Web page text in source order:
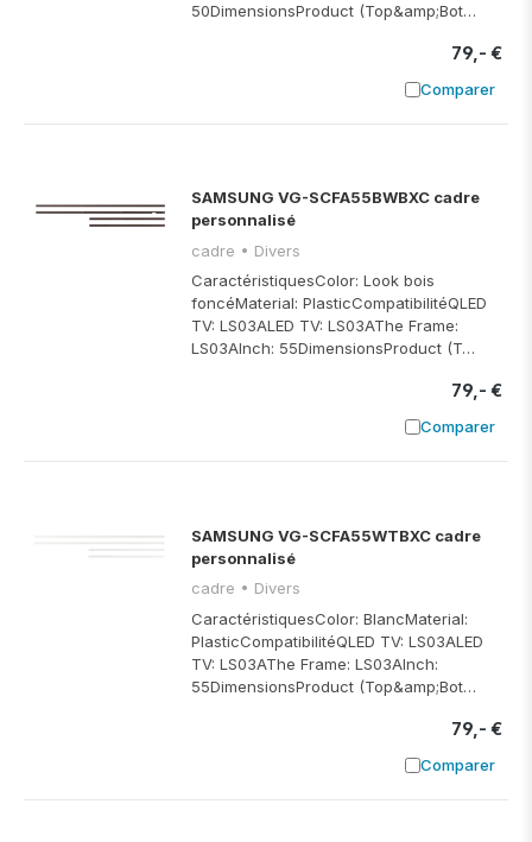
50DimensionsProduct (Top&amp;Bot…
79,- €
Comparer
Ajouter à
SAMSUNG VG-SCFA55BWBXC cadre
personnalisé
cadre • Divers
CaractéristiquesColor: Look bois
foncéMaterial: PlasticCompatibilitéQLED
TV: LS03ALED TV: LS03AThe Frame:
LS03AInch: 55DimensionsProduct (T…
79,- €
Comparer
Ajouter à
SAMSUNG VG-SCFA55WTBXC cadre
personnalisé
cadre • Divers
CaractéristiquesColor: BlancMaterial:
PlasticCompatibilitéQLED TV: LS03ALED
TV: LS03AThe Frame: LS03AInch:
55DimensionsProduct (Top&amp;Bot…
79,- €
Comparer
Ajouter à